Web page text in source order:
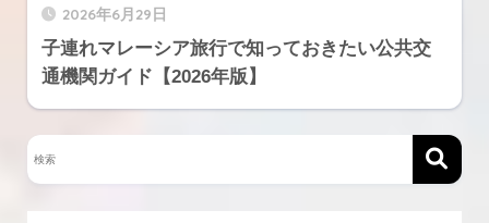
2026年6月29日
子連れマレーシア旅行で知っておきたい公共交
通機関ガイド【2026年版】